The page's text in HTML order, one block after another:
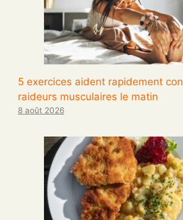
5 exercices aident rapidement
raideurs musculaires le matin
8 août 2026